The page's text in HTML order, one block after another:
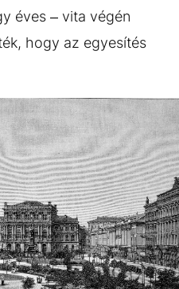
éves – vita végén
hogy az egyesítés